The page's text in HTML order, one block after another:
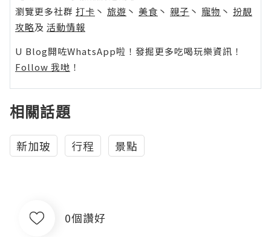
瀏覽更多社群 打卡 丶 旅遊 丶 美食 丶 親子 丶 寵物 丶 扮靚
攻略及 活動情報
U Blog開咗WhatsApp啦！發掘更多吃喝玩樂資訊！
Follow 我哋 ！
相關話題
新加玻 行程 景點
0個讚好